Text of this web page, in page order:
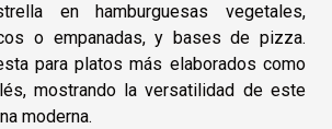
en hamburguesas vegetales,
o empanadas, y bases de pizza.
para platos más elaborados como
mostrando la versatilidad de este
moderna.